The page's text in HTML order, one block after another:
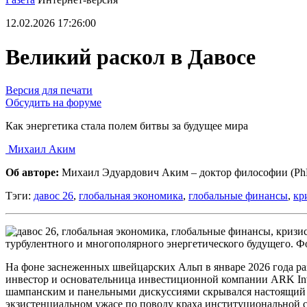
12.02.2026 17:26:00
Великий раскол в Давосе
Версия для печати
Обсудить на форуме
Как энергетика стала полем битвы за будущее мира
Михаил Аким
Об авторе: Михаил Эдуардович Аким – доктор философии
Тэги: давос 26, глобальная экономика, глобальные финансы,
турбулентного и многополярного энергетического будущего.
На фоне заснеженных швейцарских Альп в январе 2026 года
инвестор и основательница инвестиционной компании ARK
шампанским и панельными дискуссиями скрывался
экзистенциальном ужасе по поводу краха